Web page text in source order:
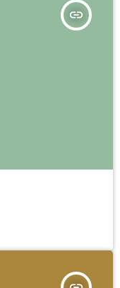
insert_link